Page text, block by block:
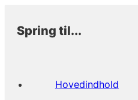
Spring til...
Hovedindhold